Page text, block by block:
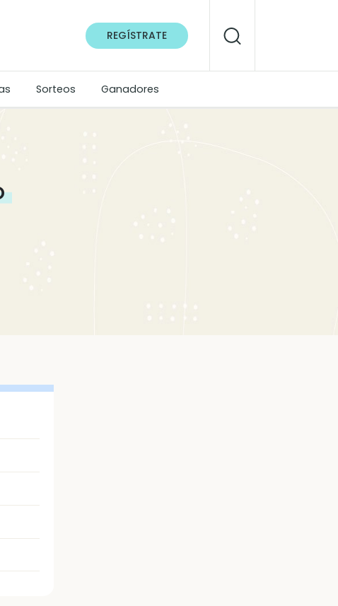
REGÍSTRATE
Sorteos Ganadores